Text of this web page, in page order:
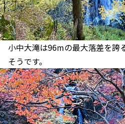
小中大滝は96mの最大落差を誇
そうです。